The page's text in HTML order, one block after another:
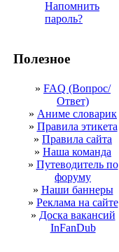
Напомнить
пароль?
Полезное
» FAQ (Вопрос/
Ответ)
» Аниме словарик
» Правила этикета
» Правила сайта
» Наша команда
» Путеводитель по
форуму
» Наши баннеры
» Реклама на сайте
» Доска вакансий
InFanDub